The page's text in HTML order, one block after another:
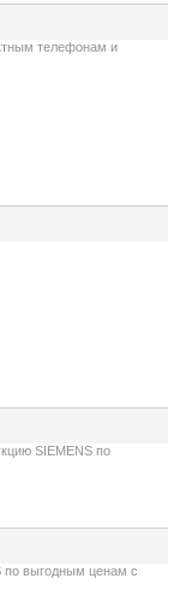
телефонам и
SIEMENS по
по выгодным ценам с